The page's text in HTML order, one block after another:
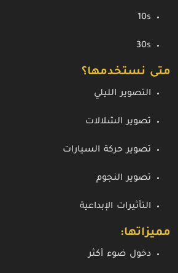
10s
30s
متى نستخدمها؟
التصوير الليلي
تصوير الشلالات
تصوير حركة السيارات
تصوير النجوم
التأثيرات الإبداعية
مميزاتها:
دخول ضوء أكثر